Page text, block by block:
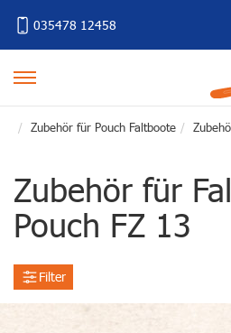
035478 12458
Zubehör für Pouch Faltboote
Zubehör für
Pouch FZ 13
Filter